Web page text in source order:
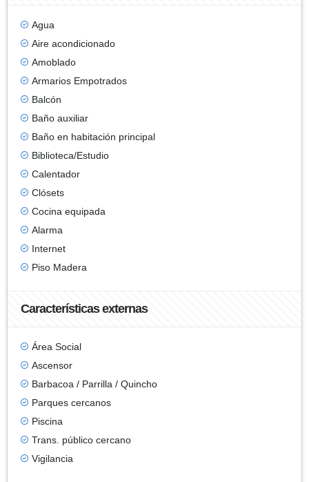
Agua
Aire acondicionado
Amoblado
Armarios Empotrados
Balcón
Baño auxiliar
Baño en habitación principal
Biblioteca/Estudio
Calentador
Clósets
Cocina equipada
Alarma
Internet
Piso Madera
Características externas
Área Social
Ascensor
Barbacoa / Parrilla / Quincho
Parques cercanos
Piscina
Trans. público cercano
Vigilancia